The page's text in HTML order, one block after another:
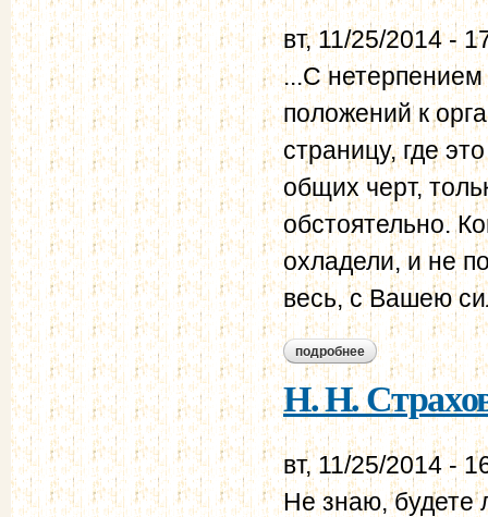
вт, 11/25/2014 -
...С
положений к
страницу, где
общих черт,
обстоятельно.
охладели, и не
весь, с Вашею
подробнее о н. н. страхов -
Н. Н.
вт, 11/25/2014 -
Не знаю, будете